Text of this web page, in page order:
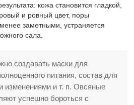
кожа становится гладкой,
и ровный цвет, поры
заметными, устраняется
сала.
создавать маски для
питания, состав для
изменениями и т. п. Овсяные
успешно бороться с